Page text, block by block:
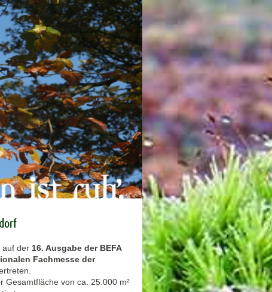
auf der 16. Ausgabe der BEFA
Fachmesse der
Gesamtfläche von ca. 25.000 m²